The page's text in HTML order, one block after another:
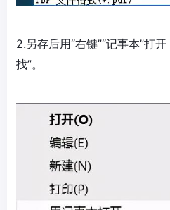
2.另存后用“右键”“记事本”打
找”。